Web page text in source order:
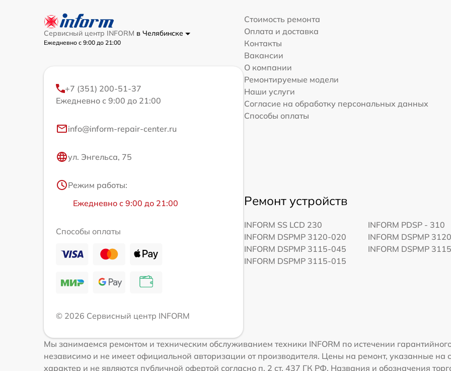
Сервисный центр INFORM в Челябинске
Ежедневно с 9:00 до 21:00
+7 (351) 200-51-37
Ежедневно с 9:00 до 21:00
info@inform-repair-center.ru
ул. Энгельса, 75
Режим работы:
Ежедневно с 9:00 до 21:00
Способы оплаты
© 2026 Сервисный центр INFORM
Стоимость ремонта
Оплата и доставка
Контакты
Вакансии
О компании
Ремонтируемые модели
Наши услуги
Согласие на обработку персональных данных
Способы оплаты
Ремонт устройств
INFORM SS LCD 230
INFORM PDSP - 310
INFORM DSPMP 3120-020
INFORM DSPMP
INFORM DSPMP 3115-045
INFORM DSPMP
INFORM DSPMP 3115-015
Мы занимаемся ремонтом и техническим обслуживанием техники INFORM по истечении
независимо и не имеет официальной авторизации от производителя. Цены на ремонт, указанные на
характер и не являются публичной офертой согласно п. 2 ст. 437 ГК РФ. Названия и обозначения